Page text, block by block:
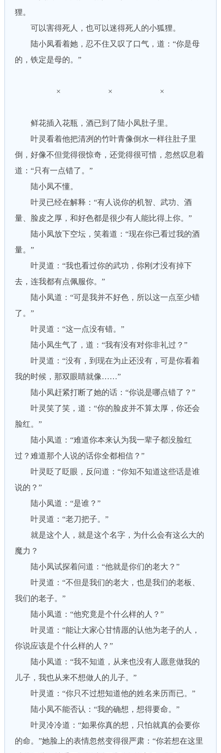
狸。
可以害得死人，也可以迷得死人的小狐狸。
陆小凤看着她，忍不住又叹了口气，道：“你是母
的，铁定是母的。”
× × ×
鲜花插入花瓶，酒已到了陆小凤肚子里。
叶灵看着他把清冽的竹叶青像倒水一样往肚子里
倒，好像不但觉得很惊奇，还觉得很可惜，忽然叹息着
道：“只有一点错了。”
陆小凤不懂。
叶灵已经在解释：“有人说你的机智、武功、酒
量、脸皮之厚，和好色都是很少有人能比得上你。”
陆小凤放下空坛，笑着道：“现在你已看过我的酒
量。”
叶灵道：“我也看过你的武功，你刚才没有掉下
去，连我都有点佩服你。”
陆小凤道：“可是我并不好色，所以这一点至少错
了。”
叶灵道：“这一点没有错。”
陆小凤生气了，道：“我有没有对你非礼过？”
叶灵道：“没有，到现在为止还没有，可是你看着
我的时候，那双眼睛就像……”
陆小凤赶紧打断了她的话：“你说是哪点错了？”
叶灵笑了笑，道：“你的脸皮并不算太厚，你还会
脸红。”
陆小凤道：“难道你本来认为我一辈子都没脸红
过？难道那个人说的话你全都相信？”
叶灵眨了眨眼，反问道：“你知不知道这些话是谁
说的？”
陆小凤道：“是谁？”
叶灵道：“老刀把子。”
就是这个人，就是这个名字，为什么会有这么大的
魔力？
陆小凤试探着问道：“他就是你们的老大？”
叶灵道：“不但是我们的老大，也是我们的老板、
我们的老子。”
陆小凤道：“他究竟是个什么样的人？”
叶灵道：“能让大家心甘情愿的认他为老子的人，
你说应该是个什么样的人？”
陆小凤道：“我不知道，从来也没有人愿意做我的
儿子，我也从来不想做人的儿子。”
叶灵道：“你只不过想知道他的姓名来历而已。”
陆小凤不能否认：“我的确想，想得要命。”
叶灵冷冷道：“如果你真的想，只怕就真的会要你
的命。”她脸上的表情忽然变得很严肃：“你若想在这里